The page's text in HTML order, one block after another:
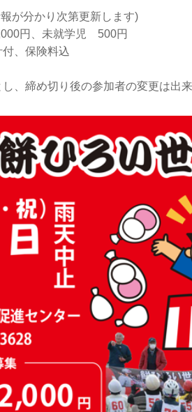
が分かり次第更新します)
円、未就学児 500円
、保険料込
、締め切り後の参加者の変更は出